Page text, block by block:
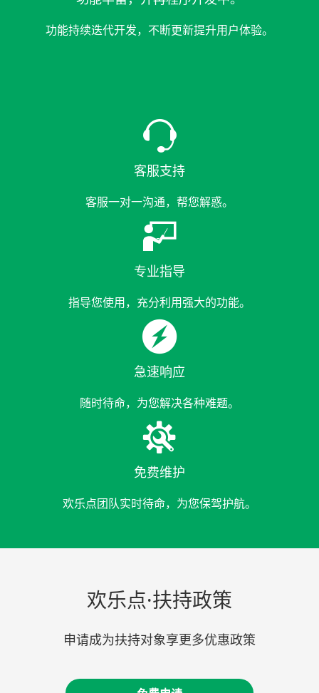
功能持续迭代开发，不断更新提升用户体验。

客服支持
客服一对一沟通，帮您解惑。

专业指导
指导您使用，充分利用强大的功能。

急速响应
随时待命，为您解决各种难题。

免费维护
欢乐点团队实时待命，为您保驾护航。
欢乐点·扶持政策
申请成为扶持对象享更多优惠政策